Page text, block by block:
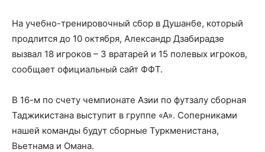
На учебно-тренировочный сбор в Душанбе, который
продлится до 10 октября, Александр Дзабирадзе
вызвал 18 игроков – 3 вратарей и 15 полевых игроков,
сообщает официальный сайт ФФТ.
В 16-м по счету чемпионате Азии по футзалу сборная
Таджикистана выступит в группе «А». Соперниками
нашей команды будут сборные Туркменистана,
Вьетнама и Омана.